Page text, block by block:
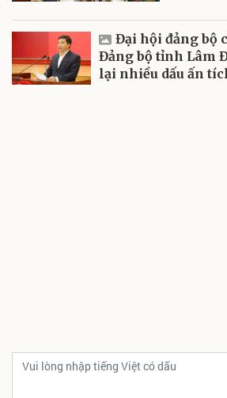
Đại hội đảng bộ
Đảng bộ tỉnh Lâm
lại nhiều dấu ấn